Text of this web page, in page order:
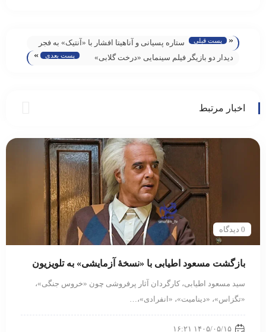
« پست قبلی
ستاره پسیانی و آناهیتا افشار با «آنتیک» به فجر
۴۳ می‌آیند
دیدار دو بازیگر فیلم سینمایی «درخت گلابی»
پست بعدی »
اخبار مرتبط
0 دیدگاه
بازگشت مسعود اطیابی با «نسخهٔ آزمایشی» به تلویزیون
سید مسعود اطیابی، کارگردان آثار پرفروشی چون «خروس جنگی»،
«تگزاس»، «دینامیت»، «انفرادی»،…
۱۴۰۵/۰۵/۱۵ ۱۶:۲۱